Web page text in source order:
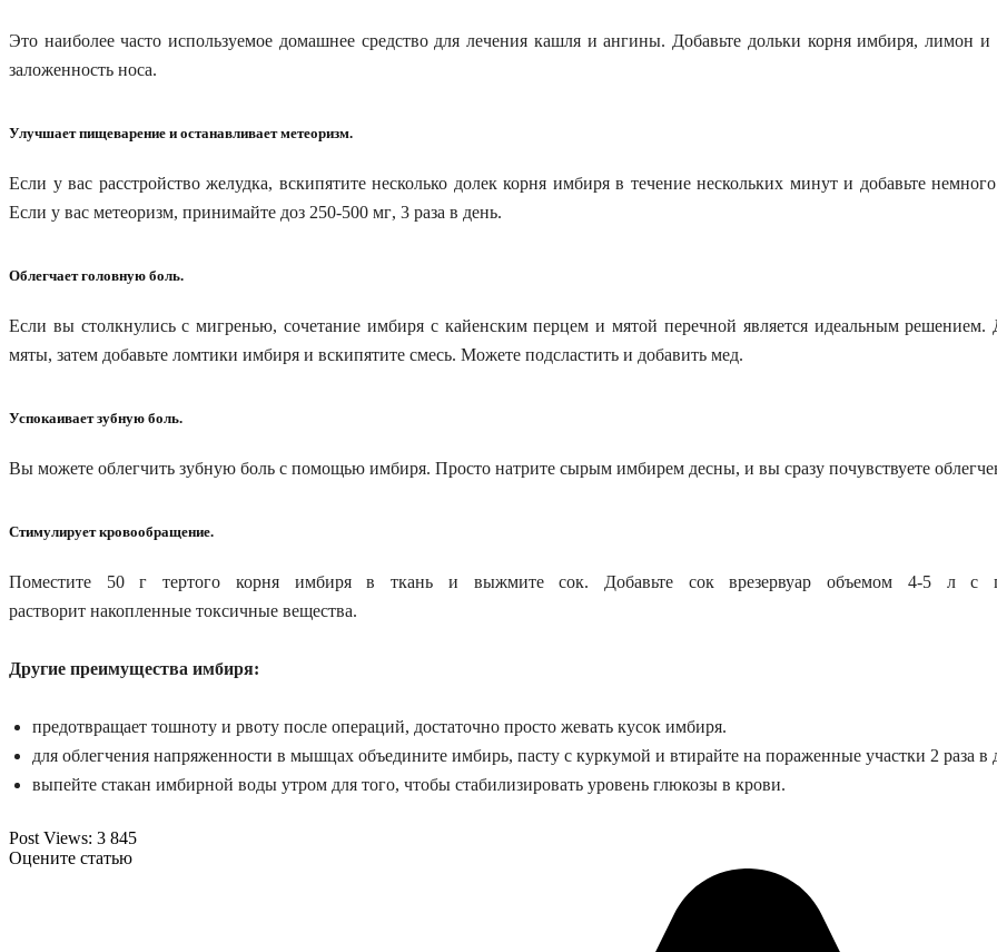
Это наиболее часто используемое домашнее средство для лечения кашля и ангины. Добавьте дольки корняимбиря,лимон и
заложенность носа.
Улучшает пищеварение и останавливает метеоризм.
Если у вас расстройство желудка, вскипятитенесколько долек корня имбиря в течение нескольких минут и добавьте немного
Если у вас метеоризм, принимайте доз 250-500 мг, 3 раза в день.
Облегчаетголовную боль.
Если вы столкнулись с мигренью, сочетание имбиря с кайенским перцем и мятой перечной является идеальным
мяты, затем добавьте ломтики имбиря и вскипятите смесь. Можете подсластить и добавить мед.
Успокаивает зубную боль.
Вы можете облегчить зубную боль с помощью имбиря. Просто натрите сырым имбирем десны, и вы сразу почувствуете
Стимулирует кровообращение.
Поместите 50 г тертого корняимбиряв ткань и выжмитесок. Добавьте сок врезервуар объемом 4-5 л с
растворит накопленные токсичные вещества.
Другие преимущества имбиря:
предотвращает тошноту и рвоту после операций, достаточно просто жевать кусок имбиря.
для облегчения напряженности в мышцах объедините имбирь, пасту с куркумой и втирайте на пораженные участки 2 раза в
выпейте стакан имбирной воды утром для того, чтобы стабилизировать уровень глюкозы в крови.
Post Views: 3 845
Оцените статью